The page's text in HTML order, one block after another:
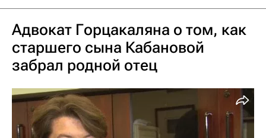
Адвокат Горцакаляна о том, как
старшего сына Кабановой
забрал родной отец